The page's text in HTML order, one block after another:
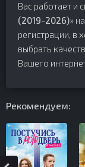
Вас работает и
(2019-2026)»
регистрации, в
выбрать
Вашего
Рекомендуем: